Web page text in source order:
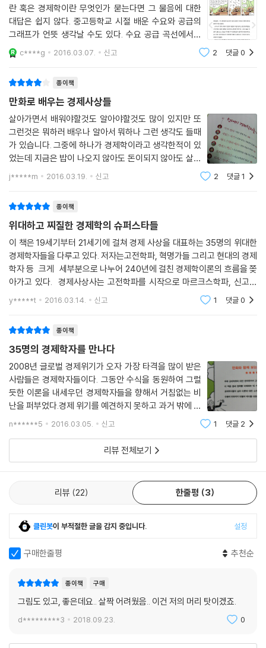
아 있는 유일한 학문’이라고 했다. 아직 살아 있는 인물을 설명하기란 여간
쉬운 일이 아닌데, 이 책은 여러 스펙트럼에 걸친 현대 경제학자들까지 적
극적으로 소개한다. 금융 거래에 세금을 부과하자고 한 ‘제임스 토빈’, 국민
총생산(GDP)의 대안으로 인간 개발 지수(HDI)를 개발하여 노벨 경제학
스학파의 믹 재거 ‘폴 크루그먼’, 오바마 선거 캠프에서 심취했을 정도로 지
금 가장 핫한 행동경제학의 창시자 ‘대니얼 카너먼’ 등이 대표적이다.
저자 브누아 시마는 저널리스트 출신답게 고전학파 시대를 다루면서도 현
재의 이슈를 끌어온다. 마르크스가 2008년의 금융 위기를 예측했다고 ‘우
기는’ 것이 대표적이다. 물론, 근거 없는 너스레만은 아니다. 자본의 수익성
이 떨어지는 메커니즘이 가동되어 단기 수익을 노린 엉터리 금융 상품들이
활개 치게 되었다는 것이다. 책 속의 [알아두면 좋아요] 코너는 최근의 금
세계 경제와 경제사상이 어떻게 만나 왔는지 보여 준다. 오늘날 우리 경제
와 어떻게 닿아 있는지를 생각하면서 읽는 것도 이 책을 즐기는 흥미로운
방법이 될 것이다.
란 혹은 경제학이란 무엇인가 묻는다면 그 물음에 대한
대답은 쉽지 않다. 중고등학교 시절 배운 수요와 공급의
그래프가 언뜻 생각날 수도 있다. 수요 공급 곡선에서는
수요와 공급의 비례 반비례 관계에 따라 그 두 곡선이 만
나는 지점에서 가격이 형성된다. 하지만 조절학파, 행동학
c****g 2016.03.07. 신고 2 댓글0
종이책
만화로 배우는 경제사상들
살아가면서 배워야할것도 알아야할것도 많이 있지만 또
그런것은 뭐하러 배우나 알아서 뭐하나 그런 생각도 들때
가 있습니다. 그중에 하나가 경제학이라고 생각한적이 있
었는데 지금은 밥이 나오지 않아도 돈이되지 않아도 살아
가는데 전혀 필요가 없다해도 경제학이라는 학문이나 분
야의 책들은 자주 접하는것이 좋겠다 생각이 바뀌었습니
j*****m 2016.03.19. 신고 2 댓글1
종이책
위대하고 찌질한 경제학의 슈퍼스타들
이 책은 19세기부터 21세기에 걸쳐 경제 사상을 대표하는 35명의 위대한
경제학자들을 다루고 있다. 저자는고전학파, 혁명가들 그리고 현대의 경제
학자 등 크게 세부분으로 나누어 240년에 걸친 경제학이론의 흐름을 쫒
아가고 있다. 경제사상사는 고전학파를 시작으로 마르크스학파, 신고전
학파, 케인즈학파, 통화주의자 및 조절학파 학자들의 특징과 그들이 주장
한경제학 이론에 대한
y*****t 2016.03.14. 신고 1 댓글0
종이책
35명의 경제학자를 만나다
2008년 글로벌 경제위기가 오자 가장 타격을 많이 받은
사람들은 경제학자들이다. 그동안 수식을 동원하여 그럴
듯한 이론을 내세우던 경제학자들을 향해서 거침없는 비
난을 퍼부었다.경제 위기를 예견하지 못하고 과거 밖에 예
언(?)할 수 없는 경제학자라는 말을 들어야 했고, '플로베
과학'이라고 비웃기도 했다. 이후에 나온 경제
n******5 2016.03.05. 신고 1 댓글 2
리뷰 전체보기
리뷰 22 한줄평 3
클린봇이 부적절한 글을 감지 중입니다. 설정
구매한줄평 추천순
종이책 구매
그림도 있고, 좋은데요.. 살짝 어려웠음.. 이건 저의 머리 탓이겠죠.
d*********3 2018.09.23. 0